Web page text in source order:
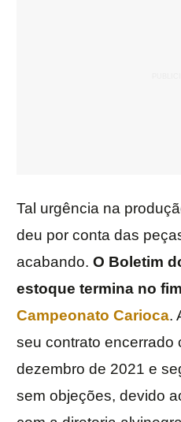
Tal urgência na
deu por conta das
acabando. O Boletim
estoque termina no
Campeonato Carioca.
seu contrato encerrado
dezembro de 2021 e
sem objeções, devido